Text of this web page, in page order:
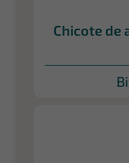
Chicote de